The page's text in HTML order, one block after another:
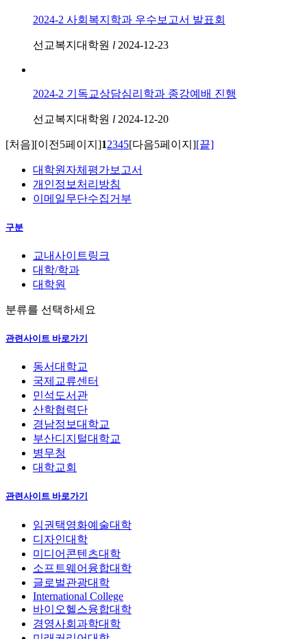
2024-2 사회복지학과 우수보고서 발표회
선교복지대학원 l 2024-12-23
2024-2 기독교상담심리학과 종강예배 진행
선교복지대학원 l 2024-12-20
[처음][이전5페이지]12345[다음5페이지][끝]
대학원자체평가보고서
개인정보처리방침
이메일무단수집거부
구분
교내사이트링크
대학/학과
대학원
분류를 선택하세요
관련사이트 바로가기
동서대학교
국제교류센터
민석도서관
산학협력단
경남정보대학교
부산디지털대학교
병무청
대학교회
관련사이트 바로가기
임권택영화예술대학
디자인대학
미디어콘텐츠대학
소프트웨어융합대학
글로벌관광대학
International College
바이오헬스융합대학
경영사회과학대학